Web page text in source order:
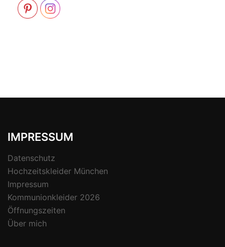
IMPRESSUM
Datenschutz
Hochzeitskleider München
Impressum
Kommunionkleider 2026
Öffnungszeiten
Über mich